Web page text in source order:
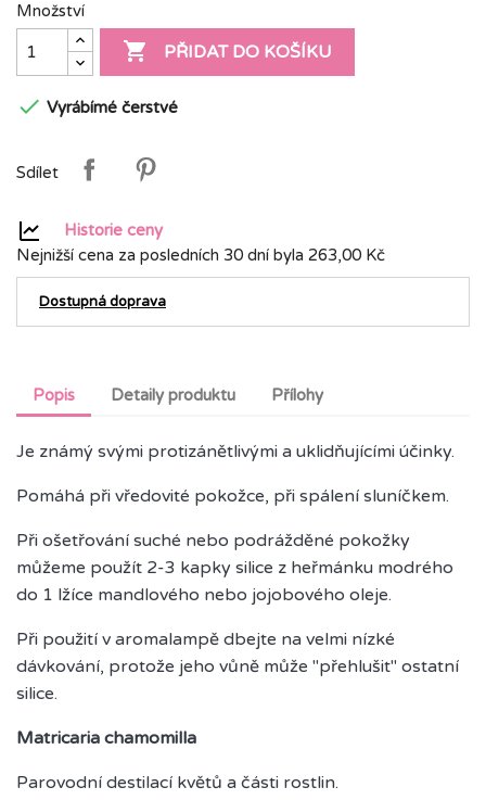
Množství
 PŘIDAT DO KOŠÍKU
 Vyrábímé čerstvé
Sdílet
Historie ceny
Nejnižší cena za posledních 30 dní byla 263,00 Kč
Dostupná doprava
Popis Detaily produktu Přílohy
Je známý svými protizánětlivými a uklidňujícími účinky.
Pomáhá při vředovité pokožce, při spálení sluníčkem.
Při ošetřování suché nebo podrážděné pokožky
můžeme použít 2-3 kapky silice z heřmánku modrého
do 1 lžíce mandlového nebo jojobového oleje.
Při použití v aromalampě dbejte na velmi nízké
dávkování, protože jeho vůně může "přehlušit" ostatní
silice.
Matricaria chamomilla
Parovodní destilací květů a části rostlin.